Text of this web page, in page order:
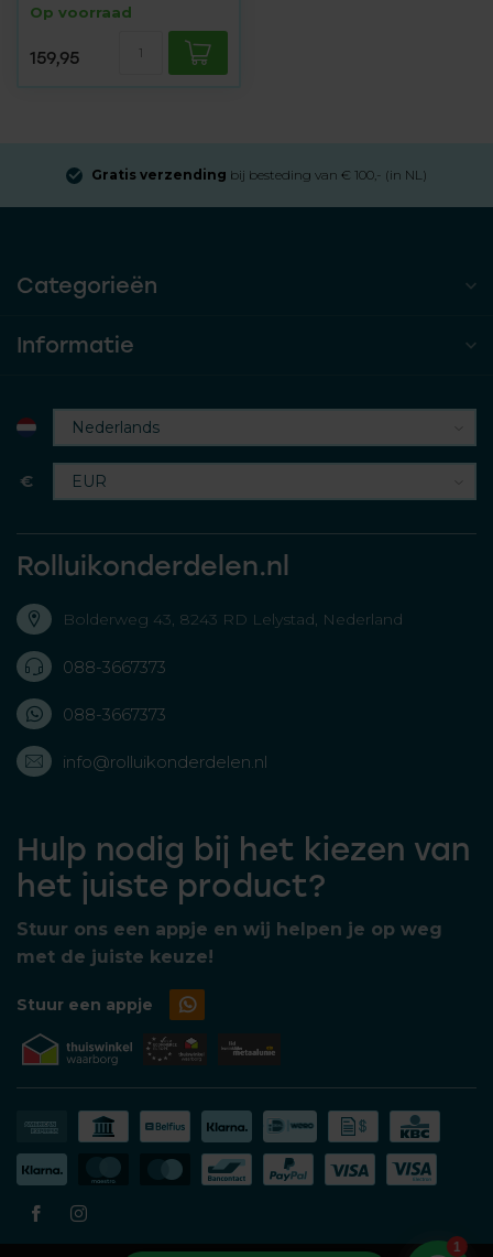
Op voorraad
159,95
Gratis verzending bij besteding van € 100,- (in NL)
Categorieën
Informatie
€
Rolluikonderdelen.nl
Bolderweg 43, 8243 RD Lelystad, Nederland
088-3667373
088-3667373
info@rolluikonderdelen.nl
Hulp nodig bij het kiezen van
het juiste product?
Stuur ons een appje en wij helpen je op weg
met de juiste keuze!
Stuur een appje